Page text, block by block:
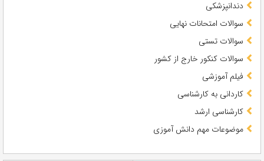
دندانپزشکی
سوالات امتحانات نهایی
سوالات تستی
سوالات کنکور خارج از کشور
فیلم آموزشی
کاردانی به کارشناسی
کارشناسی ارشد
موضوعات مهم دانش آموزی